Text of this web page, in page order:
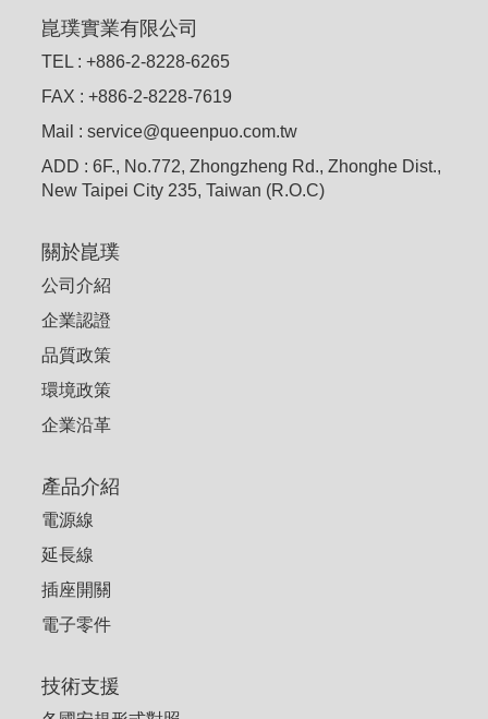
崑璞實業有限公司
TEL : +886-2-8228-6265
FAX : +886-2-8228-7619
Mail : service@queenpuo.com.tw
ADD : 6F., No.772, Zhongzheng Rd., Zhonghe Dist.,
New Taipei City 235, Taiwan (R.O.C)
關於崑璞
公司介紹
企業認證
品質政策
環境政策
企業沿革
產品介紹
電源線
延長線
插座開關
電子零件
技術支援